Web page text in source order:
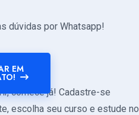
dúvidas por Whatsapp!
EM
comece já! Cadastre-se
escolha seu curso e estude no